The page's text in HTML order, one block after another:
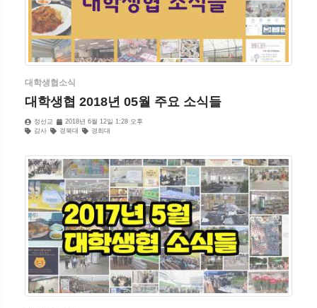
대학생협소식
대학생협 2018년 05월 주요 소식들
정선교
2018년 6월 12일 1:28 오후
감사
경북대 경희대